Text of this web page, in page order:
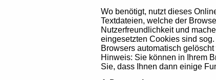
Wo benötigt, nutzt dieses
Textdateien, welche der
Nutzerfreundlichkeit und
eingesetzten Cookies sind
Browsers automatisch gelöscht
Hinweis: Sie können in Ihrem
Sie, dass Ihnen dann einige